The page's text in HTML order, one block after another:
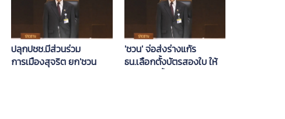
ปลุกปชช.มีส่วนร่วม
การเมืองสุจริต ยก'ชวน
'ชวน' จ่อส่งร่างแก้ร
ธน.เลือกตั้งบัตรสองใบ ให้